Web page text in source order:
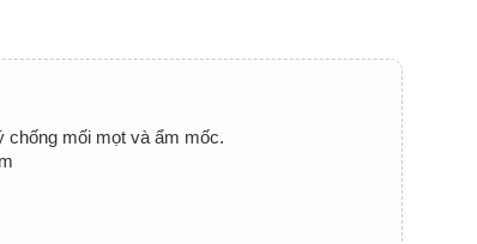
chống mối mọt và ẩm mốc.